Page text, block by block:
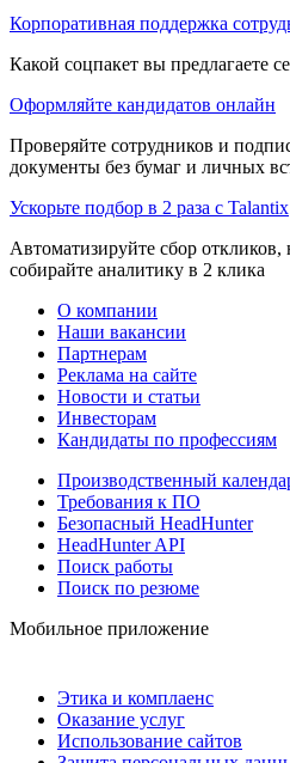
Корпоративная поддержка
Какой соцпакет вы предлагаете
Оформляйте кандидатов онлайн
Проверяйте сотрудников и
документы без бумаг и личных
Ускорьте подбор в 2 раза с Talantix
Автоматизируйте сбор откликов,
собирайте аналитику в 2 клика
О компании
Наши вакансии
Партнерам
Реклама на сайте
Новости и статьи
Инвесторам
Кандидаты по профессиям
Производственный
Требования к ПО
Безопасный HeadHunter
HeadHunter API
Поиск работы
Поиск по резюме
Мобильное приложение
Этика и комплаенс
Оказание услуг
Использование сайтов